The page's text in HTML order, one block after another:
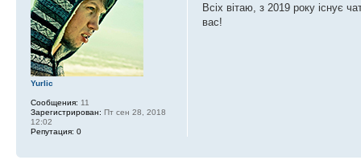
Всіх вітаю, з 2019 року існує
вас!
Yurlic
Сообщения: 11
Зарегистрирован: Пт сен 28, 2018
12:02
Репутация: 0